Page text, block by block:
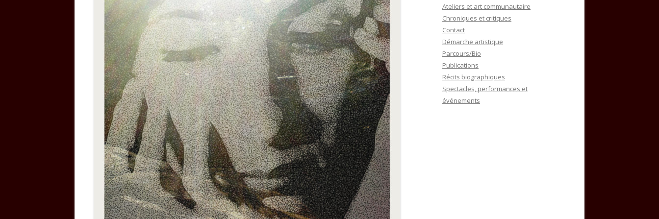
Ateliers et art communautaire
Chroniques et critiques
Contact
Démarche artistique
Parcours/Bio
Publications
Récits biographiques
Spectacles, performances et
événements